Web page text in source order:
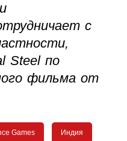
с
Steel по
фильма от
Games Индия